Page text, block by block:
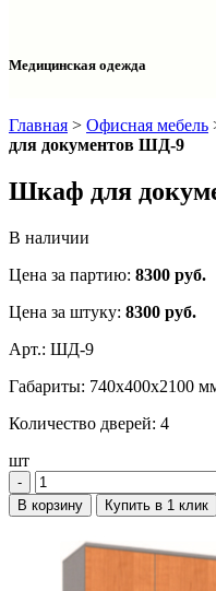
Шкафы колонки
Тумбы мойки лабораторные
Медицинская одежда
Главная > Офисная мебель
для документов ШД-9
Шкаф для
В наличии
Цена за партию: 8300 руб.
Цена за штуку: 8300 руб.
Арт.: ШД-9
Габариты: 740х400х2100
Количество дверей: 4
шт
‐
В корзину
Купить в 1 клик